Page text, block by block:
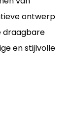
ontwerp
draagbare
en stijlvolle